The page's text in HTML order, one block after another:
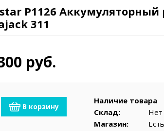
игрушки
Запчасти для бассейнов
Уцененный Товар
P1126 Аккумуляторный
311
руб.
В корзину
Наличие товара
Склад:
Нет
Магазин:
Есть